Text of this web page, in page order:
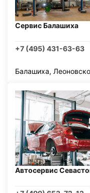
Сервис Балашиха
+7 (495) 431-63-63
Балашиха,
Автосервис